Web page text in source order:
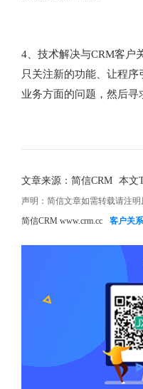
4、技术解决与CRM客户
只关注新的功能、让程
业务方面的问题，然后寻
文章来源：简信CRM 本文
声明：简信文章如需转载请注
简信CRM www.crm.cc
客户关